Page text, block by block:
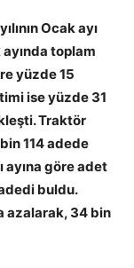
Ocak ayı
ayında toplam
yüzde 15
ise yüzde 31
Traktör
114 adede
ayına göre adet
buldu.
azalarak, 34 bin